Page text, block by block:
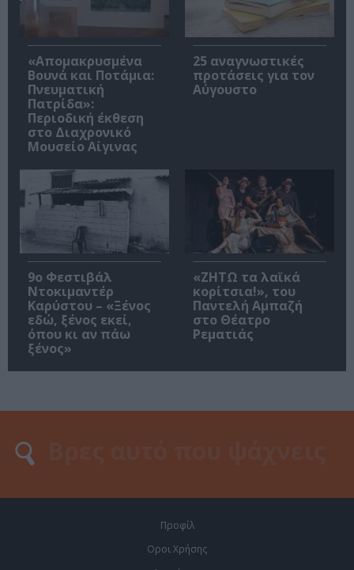
«Απομακρυσμένα
Βουνά και Ποτάμια:
Πνευματική
Πατρίδα»:
Περιοδική έκθεση
στο Διαχρονικό
Μουσείο Αίγινας
25 αναγνωστικές
προτάσεις για τον
Αύγουστο
9ο Φεστιβάλ
Ντοκιμαντέρ
Καρύστου – «Ξένος
εδώ, ξένος εκεί,
όπου κι αν πάω
ξένος»
«ΖΗΤΩ τα λαϊκά
κορίτσια!», του
Παντελή Αμπαζή
στο Θέατρο
Ρεματιάς
Προφίλ
Οροι Χρήσης